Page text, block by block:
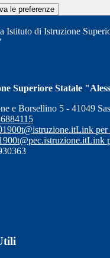
le preferenze
Istituto di Istruzione
Superiore Statale
e Borsellino 5 - 41049
Link per
Link